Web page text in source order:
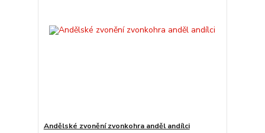
Andělské zvonění zvonkohra anděl andílci